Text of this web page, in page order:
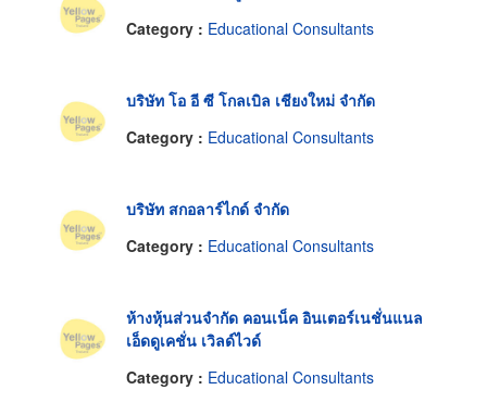
Category : Educational Consultants
บริษัท โอ อี ซี โกลเบิล เชียงใหม่ จำกัด
Category : Educational Consultants
บริษัท สกอลาร์ไกด์ จำกัด
Category : Educational Consultants
ห้างหุ้นส่วนจำกัด คอนเน็ค อินเตอร์เนชั่นแนล
เอ็ดดูเคชั่น เวิลด์ไวด์
Category : Educational Consultants